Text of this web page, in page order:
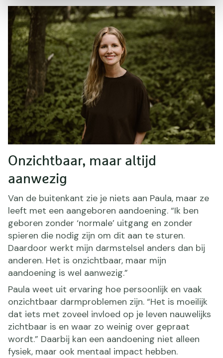
Onzichtbaar, maar altijd
aanwezig
Van de buitenkant zie je niets aan Paula, maar ze
leeft met een aangeboren aandoening. “Ik ben
geboren zonder ‘normale’ uitgang en zonder
spieren die nodig zijn om dit aan te sturen.
Daardoor werkt mijn darmstelsel anders dan bij
anderen. Het is onzichtbaar, maar mijn
aandoening is wel aanwezig.”
Paula weet uit ervaring hoe persoonlijk en vaak
onzichtbaar darmproblemen zijn. “Het is moeilijk
dat iets met zoveel invloed op je leven nauwelijks
zichtbaar is en waar zo weinig over gepraat
wordt.” Daarbij kan een aandoening niet alleen
fysiek, maar ook mentaal impact hebben.